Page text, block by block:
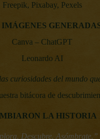
Freepik, Pixabay, Pexels
Canva – ChatGPT
Leonardo AI
curiosidades del mundo
bitácora de
LA HISTORIA
Descubre. Asómbrate.”